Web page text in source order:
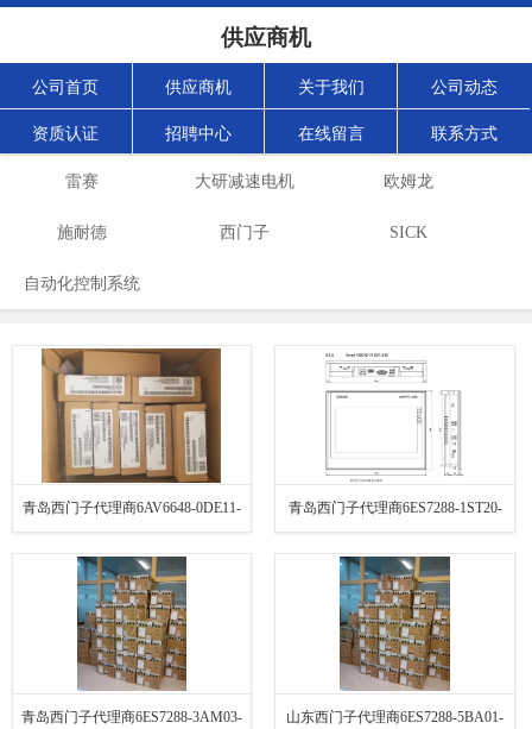
供应商机
公司首页 供应商机 关于我们 公司动态
资质认证 招聘中心 在线留言 联系方式
雷赛 大研减速电机 欧姆龙
施耐德 西门子 SICK
自动化控制系统
青岛西门子代理商6AV6648-0DE11-
3AX0特价供应 诚信经营
青岛西门子代理商6ES7288-1ST20-
0AA1特价销售 欢迎选购
青岛西门子代理商6ES7288-3AM03- 山东西门子代理商6ES7288-5BA01-